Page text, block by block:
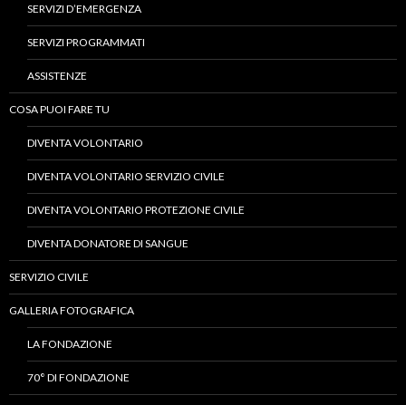
SERVIZI D’EMERGENZA
SERVIZI PROGRAMMATI
ASSISTENZE
COSA PUOI FARE TU
DIVENTA VOLONTARIO
DIVENTA VOLONTARIO SERVIZIO CIVILE
DIVENTA VOLONTARIO PROTEZIONE CIVILE
DIVENTA DONATORE DI SANGUE
SERVIZIO CIVILE
GALLERIA FOTOGRAFICA
LA FONDAZIONE
70° DI FONDAZIONE